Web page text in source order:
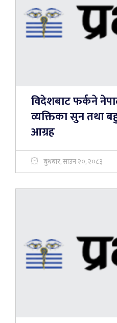
विदेशबाट फर्कने
व्यक्तिका सुन तथा
आग्रह
बुधबार, साउन २०, २०८३